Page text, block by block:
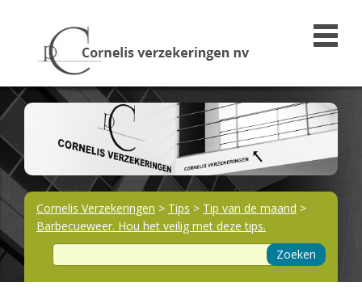
Cornelis Verzekeringen > Tips > Tip van de maand >
Barbecueweer. Hou het veilig met deze tips.
Zoeken